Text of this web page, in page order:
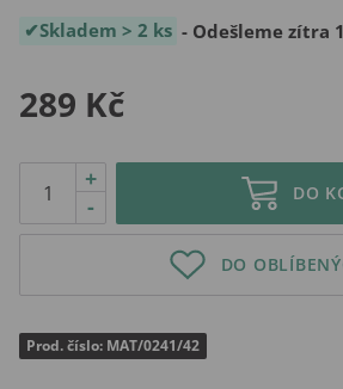
Skladem > 2 ks - Odešleme zítra
289 Kč
-
+
DO
DO
Prod. číslo: MAT/0241/42